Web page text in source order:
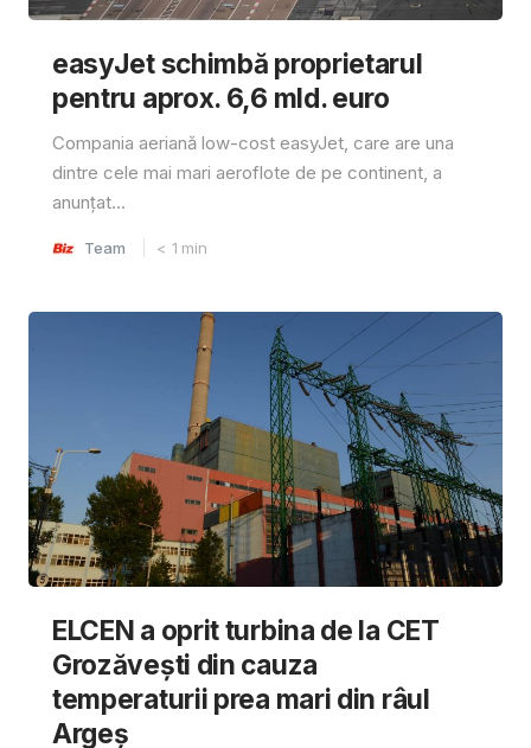
easyJet schimbă proprietarul
pentru aprox. 6,6 mld. euro
Compania aeriană low-cost easyJet, care are una
dintre cele mai mari aeroflote de pe continent, a
anunțat...
Team < 1 min
ELCEN a oprit turbina de la CET
Grozăvești din cauza
temperaturii prea mari din râul
Argeș